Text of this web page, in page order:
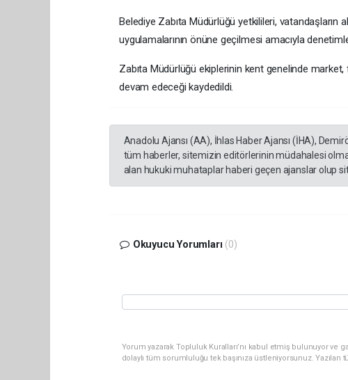
Belediye Zabıta Müdürlüğü yetkilileri, vatandaşların
uygulamalarının önüne geçilmesi amacıyla
Zabıta Müdürlüğü ekiplerinin kent genelinde
devam edeceği kaydedildi.
Anadolu Ajansı (AA), İhlas Haber Ajansı (İHA),
tüm haberler, sitemizin editörlerinin müdahalesi
alan hukuki muhataplar haberi geçen ajanslar olup
Okuyucu Yorumları (0)
Yorum yazarak Topluluk Kuralları’nı kabul etmiş bulunuyor ve
dolaylı tüm sorumluluğu tek başınıza üstleniyorsunuz.